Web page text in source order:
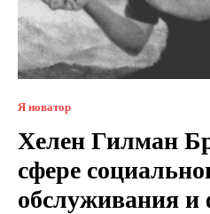
Я новатор
Хелен Гилман
сфере
обслуживания и